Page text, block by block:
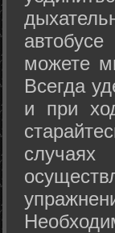
можете
Всегда
и при